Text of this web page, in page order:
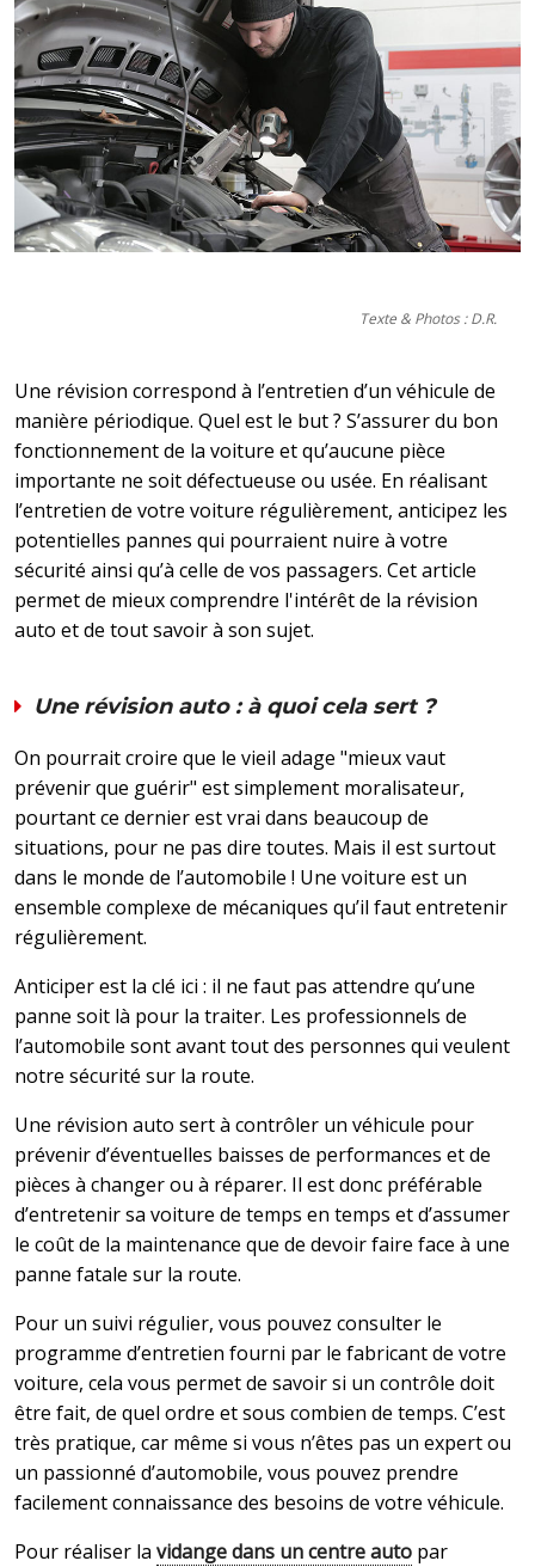
Texte & Photos : D.R.
Une révision correspond à l’entretien d’un véhicule de
manière périodique. Quel est le but ? S’assurer du bon
fonctionnement de la voiture et qu’aucune pièce
importante ne soit défectueuse ou usée. En réalisant
l’entretien de votre voiture régulièrement, anticipez les
potentielles pannes qui pourraient nuire à votre
sécurité ainsi qu’à celle de vos passagers. Cet article
permet de mieux comprendre l'intérêt de la révision
auto et de tout savoir à son sujet.
Une révision auto : à quoi cela sert ?
On pourrait croire que le vieil adage "mieux vaut
prévenir que guérir" est simplement moralisateur,
pourtant ce dernier est vrai dans beaucoup de
situations, pour ne pas dire toutes. Mais il est surtout
dans le monde de l’automobile ! Une voiture est un
ensemble complexe de mécaniques qu’il faut entretenir
régulièrement.
Anticiper est la clé ici : il ne faut pas attendre qu’une
panne soit là pour la traiter. Les professionnels de
l’automobile sont avant tout des personnes qui veulent
notre sécurité sur la route.
Une révision auto sert à contrôler un véhicule pour
prévenir d’éventuelles baisses de performances et de
pièces à changer ou à réparer. Il est donc préférable
d’entretenir sa voiture de temps en temps et d’assumer
le coût de la maintenance que de devoir faire face à une
panne fatale sur la route.
Pour un suivi régulier, vous pouvez consulter le
programme d’entretien fourni par le fabricant de votre
voiture, cela vous permet de savoir si un contrôle doit
être fait, de quel ordre et sous combien de temps. C’est
très pratique, car même si vous n’êtes pas un expert ou
un passionné d’automobile, vous pouvez prendre
facilement connaissance des besoins de votre véhicule.
Pour réaliser la vidange dans un centre auto par